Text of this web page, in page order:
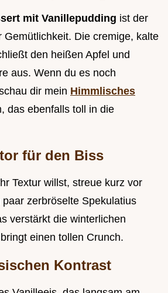
mit Vanillepudding ist der
Gemütlichkeit. Die cremige, kalte
den heißen Apfel und
aus. Wenn du es noch
dir mein Himmlisches
das ebenfalls toll in die
für den Biss
Textur willst, streue kurz vor
zerbröselte Spekulatius
verstärkt die winterlichen
einen tollen Crunch.
Kontrast